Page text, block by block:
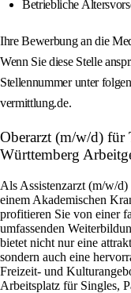
Betriebliche
Ihre Bewerbung an die
Wenn Sie diese Stelle
Stellennummer unter
vermittlung.de.
Oberarzt (m/w/d) für
Württemberg
Als Assistenzarzt (m/w/
einem Akademischen
profitieren Sie von einer
umfassenden
bietet nicht nur eine
sondern auch eine
Freizeit- und
Arbeitsplatz für Singles,